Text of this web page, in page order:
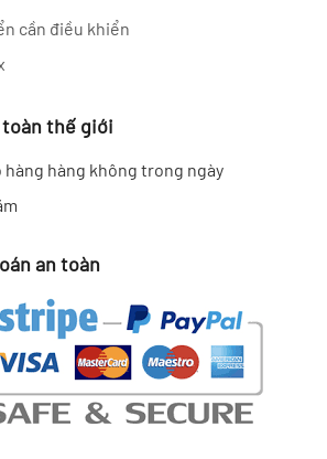
cần điều khiển
thế giới
hàng hàng không trong ngày
an toàn